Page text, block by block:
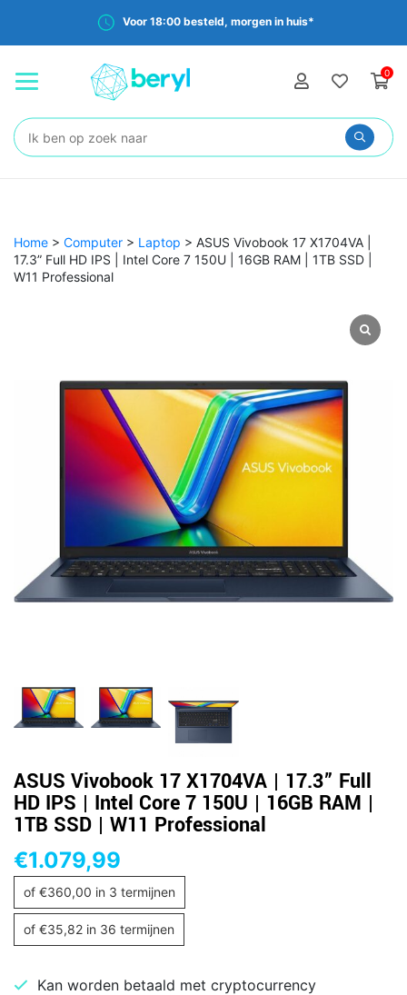
Voor 18:00 besteld, morgen in huis*
0
Zoeken:
Home > Computer > Laptop > ASUS Vivobook 17 X1704VA |
17.3” Full HD IPS | Intel Core 7 150U | 16GB RAM | 1TB SSD |
W11 Professional
ASUS Vivobook 17 X1704VA | 17.3” Full
HD IPS | Intel Core 7 150U | 16GB RAM |
1TB SSD | W11 Professional
€1.079,99
of €360,00 in 3 termijnen
of €35,82 in 36 termijnen
Kan worden betaald met cryptocurrency